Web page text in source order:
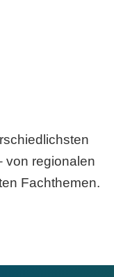
von regionalen
Fachthemen.